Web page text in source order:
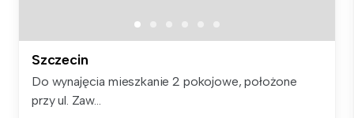
Szczecin
Do wynajęcia mieszkanie 2 pokojowe, położone
przy ul. Zaw...